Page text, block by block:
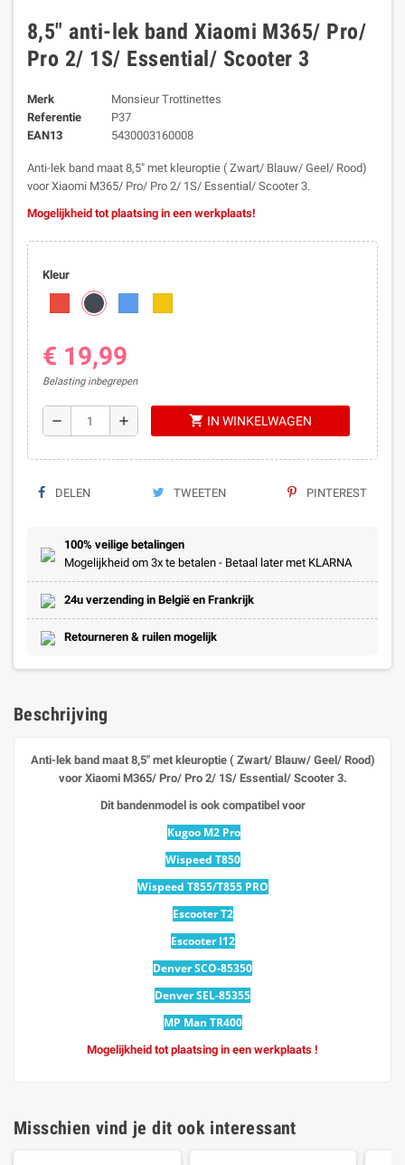
8,5" anti-lek band Xiaomi M365/ Pro/
Pro 2/ 1S/ Essential/ Scooter 3
Merk
Monsieur Trottinettes
Referentie
P37
EAN13
5430003160008
Anti-lek band maat 8,5" met kleuroptie ( Zwart/ Blauw/ Geel/ Rood)
voor Xiaomi M365/ Pro/ Pro 2/ 1S/ Essential/ Scooter 3.
Mogelijkheid tot plaatsing in een werkplaats!
Kleur
€ 19,99
Belasting inbegrepen
remove add shopping_cart IN WINKELWAGEN
DELEN TWEETEN PINTEREST
100% veilige betalingen
Mogelijkheid om 3x te betalen - Betaal later met KLARNA
24u verzending in België en Frankrijk
Retourneren & ruilen mogelijk
Beschrijving
Anti-lek band maat 8,5" met kleuroptie ( Zwart/ Blauw/ Geel/ Rood)
voor Xiaomi M365/ Pro/ Pro 2/ 1S/ Essential/ Scooter 3.
Dit bandenmodel is ook compatibel voor
Kugoo M2 Pro
Wispeed T850
Wispeed T855/T855 PRO
Escooter T2
Escooter I12
Denver SCO-85350
Denver SEL-85355
MP Man TR400
Mogelijkheid tot plaatsing in een werkplaats !
Misschien vind je dit ook interessant